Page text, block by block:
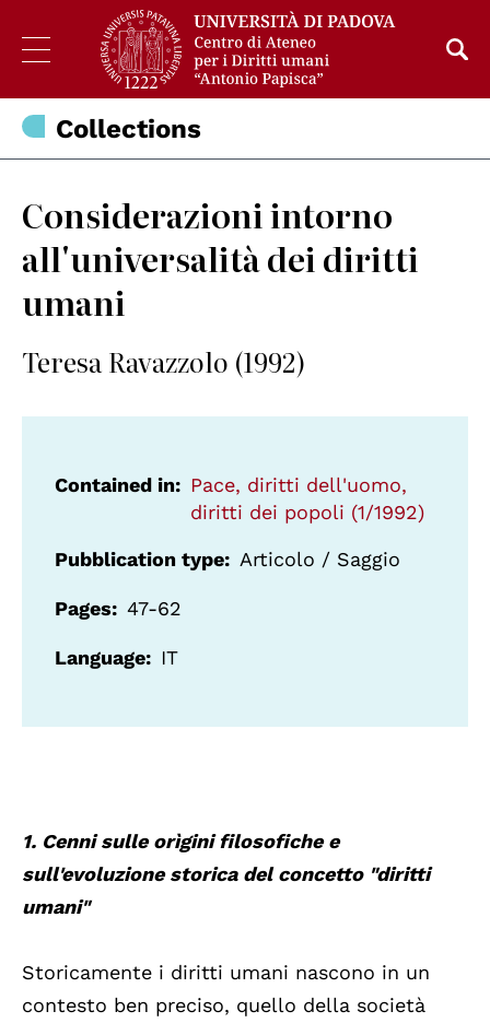
Collections
Considerazioni intorno
all'universalità dei diritti
umani
Teresa Ravazzolo (1992)
Contained in
Pace, diritti dell'uomo,
diritti dei popoli (1/1992)
Pubblication type Articolo / Saggio
Pages 47-62
Language IT
1. Cenni sulle orìgini filosofiche e
sull'evoluzione storica del concetto "diritti
umani"
Storicamente i diritti umani nascono in un
contesto ben preciso, quello della società